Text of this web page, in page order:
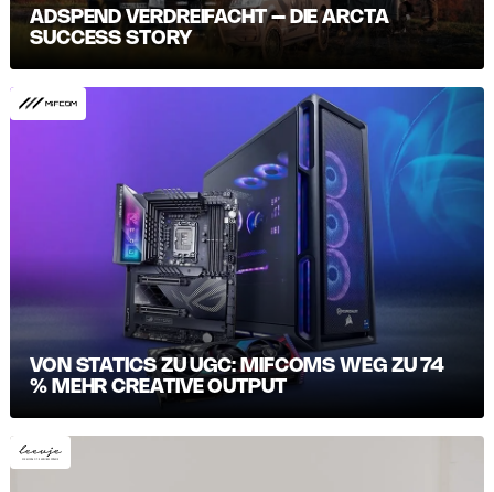
ADSPEND VERDREIFACHT – DIE ARCTA
SUCCESS STORY
VON STATICS ZU UGC: MIFCOMS WEG ZU 74
% MEHR CREATIVE OUTPUT